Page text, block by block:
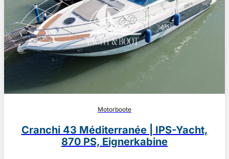
Motorboote
Cranchi 43 Méditerranée | IPS-Yacht,
870 PS, Eignerkabine